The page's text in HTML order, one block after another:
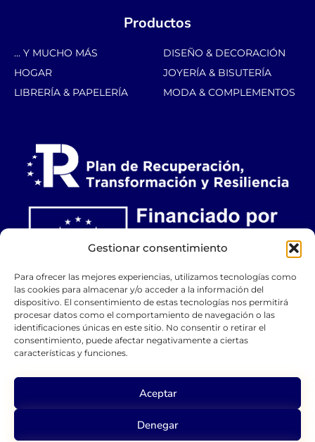
Gestionar consentimiento
Para ofrecer las mejores experiencias, utilizamos tecnologías como
las cookies para almacenar y/o acceder a la información del
dispositivo. El consentimiento de estas tecnologías nos permitirá
procesar datos como el comportamiento de navegación o las
identificaciones únicas en este sitio. No consentir o retirar el
consentimiento, puede afectar negativamente a ciertas
características y funciones.
Aceptar
Denegar
Productos
... Y MUCHO MÁS
DISEÑO & DECORACIÓN
HOGAR
JOYERÍA & BISUTERÍA
LIBRERÍA & PAPELERÍA
MODA & COMPLEMENTOS
Política de Privacidad